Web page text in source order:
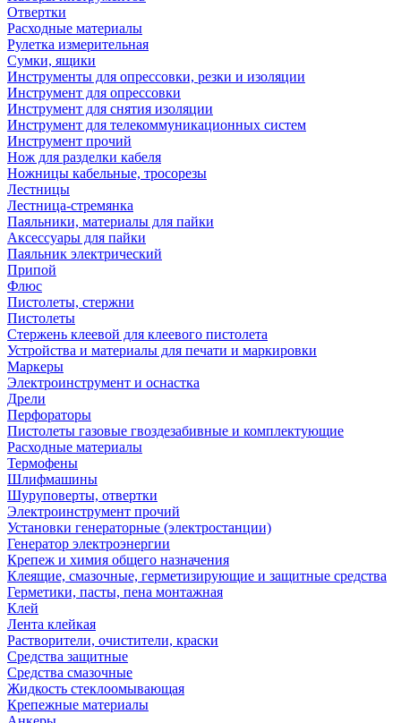
Отвертки
Расходные материалы
Рулетка измерительная
Сумки, ящики
Инструменты для опрессовки, резки и изоляции
Инструмент для опрессовки
Инструмент для снятия изоляции
Инструмент для телекоммуникационных систем
Инструмент прочий
Нож для разделки кабеля
Ножницы кабельные, тросорезы
Лестницы
Лестница-стремянка
Паяльники, материалы для пайки
Аксессуары для пайки
Паяльник электрический
Припой
Флюс
Пистолеты, стержни
Пистолеты
Стержень клеевой для клеевого пистолета
Устройства и материалы для печати и маркировки
Маркеры
Электроинструмент и оснастка
Дрели
Перфораторы
Пистолеты газовые гвоздезабивные и комплектующие
Расходные материалы
Термофены
Шлифмашины
Шуруповерты, отвертки
Электроинструмент прочий
Установки генераторные (электростанции)
Генератор электроэнергии
Крепеж и химия общего назначения
Клеящие, смазочные, герметизирующие и защитные средства
Герметики, пасты, пена монтажная
Клей
Лента клейкая
Растворители, очистители, краски
Средства защитные
Средства смазочные
Жидкость стеклоомывающая
Крепежные материалы